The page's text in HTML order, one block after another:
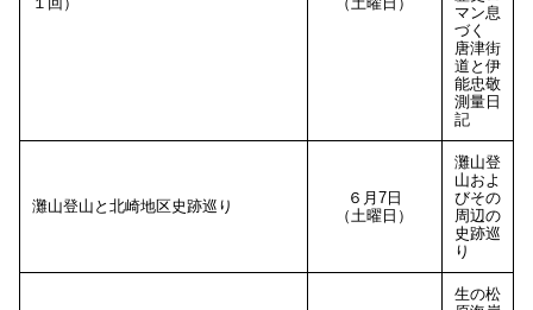
マン息
づく
唐津街
道と伊
能忠敬
測量日
記
灘山登山と北崎地区史跡巡り
６月7日
（土曜日）
灘山登
山およ
びその
周辺の
史跡巡
り
生の松